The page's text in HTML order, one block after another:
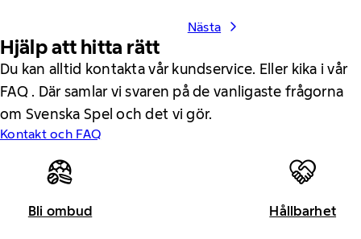
Nästa
Hjälp att hitta rätt
Du kan alltid kontakta vår kundservice. Eller kika i vår
FAQ . Där samlar vi svaren på de vanligaste frågorna
om Svenska Spel och det vi gör.
Kontakt och FAQ
Bli ombud Hållbarhet